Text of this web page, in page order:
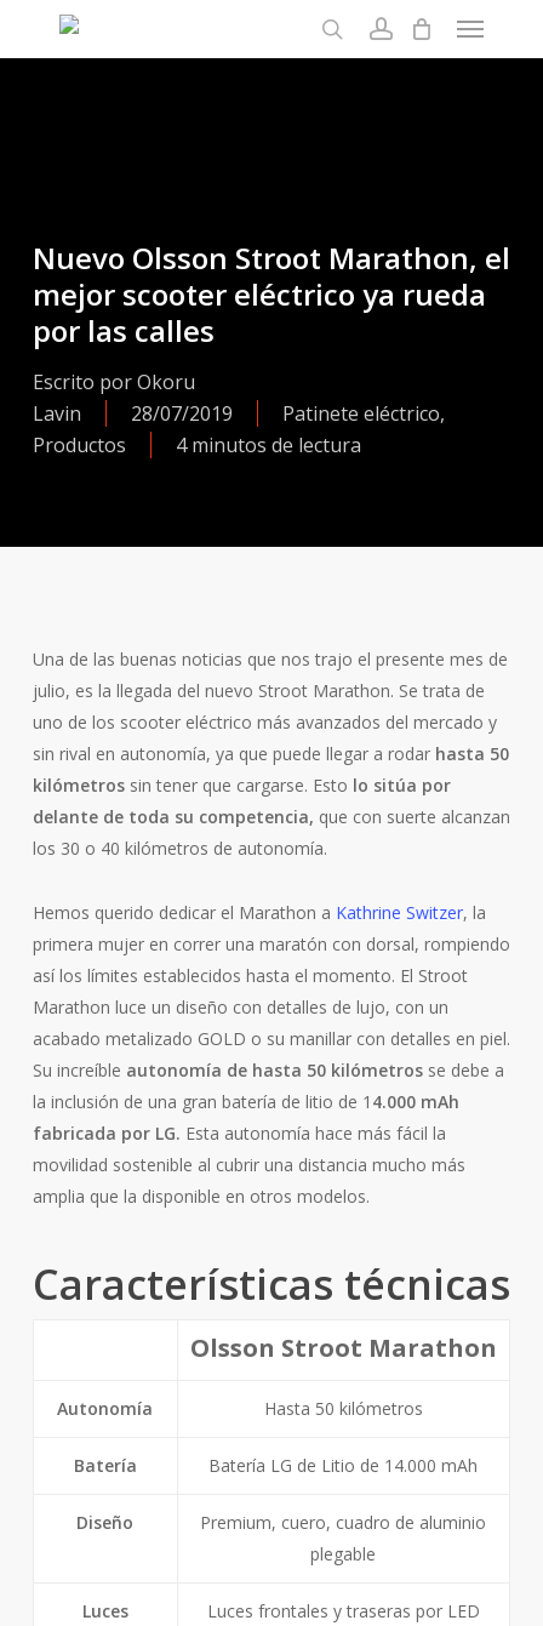
Buscaraccount
Menu
Mi cestaClose
Nuevo Olsson Stroot Marathon, el
mejor scooter eléctrico ya rueda
por las calles
Escrito porOkoru
Lavin
28/07/2019 Patinete eléctrico,
Productos
4 minutos de lectura
Una de las buenas noticias que nos trajo el presente mes de
julio, es la llegada del nuevo Stroot Marathon. Se trata de
uno de los scooter eléctrico más avanzados del mercado y
sin rival en autonomía, ya que puede llegar a rodarhasta 50
kilómetrossin tener que cargarse. Esto lo sitúa por
delante de toda su competencia, que con suerte alcanzan
los 30 o 40 kilómetros de autonomía.
Hemos querido dedicar el Marathon a Kathrine Switzer, la
primera mujer en correr una maratón con dorsal, rompiendo
así los límites establecidos hasta el momento. El Stroot
Marathon luce un diseño con detalles de lujo, con un
acabado metalizado GOLD o su manillar con detalles en piel.
Su increíble autonomía de hasta 50 kilómetrosse debe a
la inclusión de una gran batería de litio de 1 4.000 mAh
fabricada por LG. Esta autonomía hace más fácil la
movilidad sostenible al cubrir una distancia mucho más
amplia que la disponible en otros modelos.
Características técnicas
Olsson Stroot Marathon
Autonomía Hasta 50 kilómetros
Batería Batería LG de Litio de 14.000 mAh
Diseño
Premium, cuero, cuadro de aluminio
plegable
Luces Luces frontales y traseras por LED